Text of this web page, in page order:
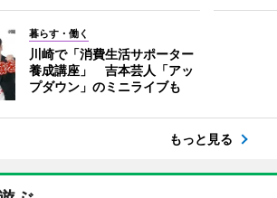
暮らす・働く
川崎で「消費生活サポーター
養成講座」 吉本芸人「アッ
プダウン」のミニライブも
もっと見る